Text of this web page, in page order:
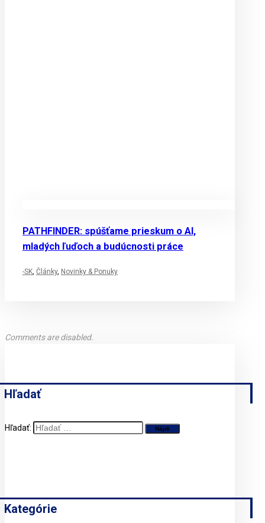
PATHFINDER: spúšťame prieskum o AI,
mladých ľuďoch a budúcnosti práce
-SK Články, Novinky & Ponuky
Comments are disabled.
Hľadať
Hľadať:
Kategórie